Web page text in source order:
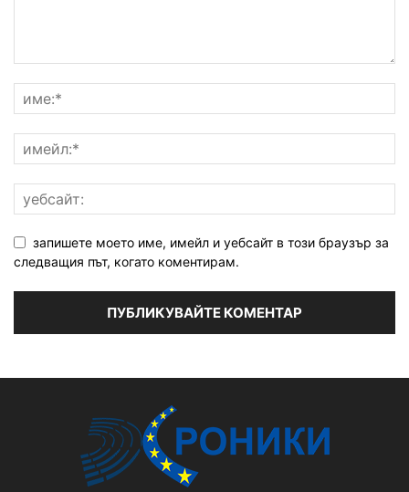
запишете моето име, имейл и уебсайт в този браузър за
следващия път, когато коментирам.